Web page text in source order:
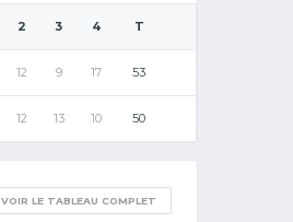
2 3 4 T
12 9 17 53
12 13 10 50
VOIR LE TABLEAU COMPLET